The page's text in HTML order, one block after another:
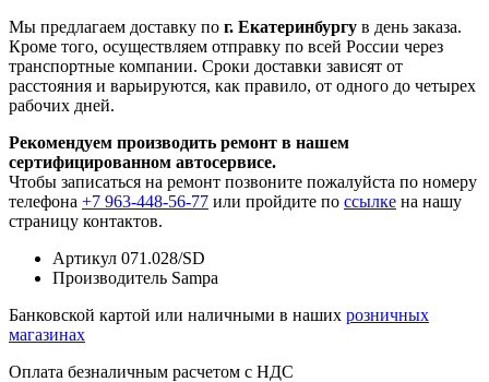
Мы предлагаем доставку по г. Екатеринбургу в день заказа.
Кроме того, осуществляем отправку по всей России через
транспортные компании. Сроки доставки зависят от
расстояния и варьируются, как правило, от одного до четырех
рабочих дней.
Рекомендуем производить ремонт в нашем
сертифицированном автосервисе.
Чтобы записаться на ремонт позвоните пожалуйста по номеру
телефона +7 963-448-56-77 или пройдите по ссылке на нашу
страницу контактов.
Артикул 071.028/SD
Производитель Sampa
Банковской картой или наличными в наших розничных
магазинах
Оплата безналичным расчетом с НДС